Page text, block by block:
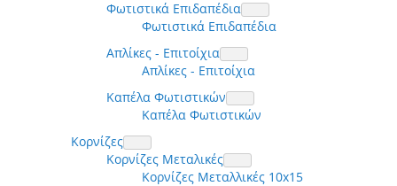
Φωτιστικά Επιδαπέδια
Φωτιστικά Επιδαπέδια
Απλίκες - Επιτοίχια
Απλίκες - Επιτοίχια
Καπέλα Φωτιστικών
Καπέλα Φωτιστικών
Κορνίζες
Κορνίζες Μεταλικές
Κορνίζες Μεταλλικές 10x15